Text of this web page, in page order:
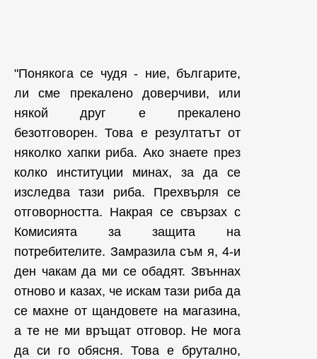
"Понякога се чудя - ние, българите,
ли сме прекалено доверчиви, или
някой друг е прекалено
безотговорен. Това е резултатът от
няколко хапки риба. Ако знаете през
колко институции минах, за да се
изследва тази риба. Прехвърля се
отговорността. Накрая се свързах с
Комисията за защита на
потребителите. Замразила съм я, 4-и
ден чакам да ми се обадят. Звъннах
отново и казах, че искам тази риба да
се махне от щандовете на магазина,
а те не ми връщат отговор. Не мога
да си го обясня. Това е брутално,